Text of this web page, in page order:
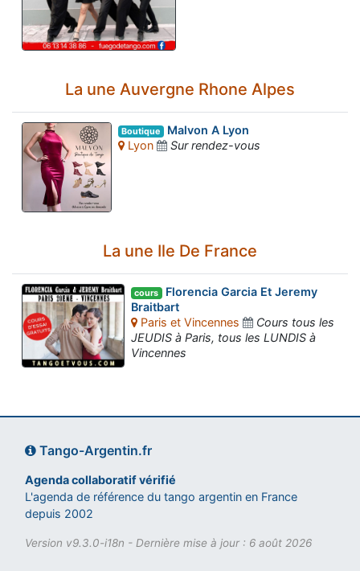
La une Auvergne Rhone Alpes
Boutique Malvon A Lyon
Lyon
Sur rendez-vous
La une Ile De France
cours Florencia Garcia Et Jeremy
Braitbart
Paris et Vincennes
Cours tous les
JEUDIS à Paris, tous les LUNDIS à
Vincennes
Tango-Argentin.fr
Agenda collaboratif vérifié
L'agenda de référence du tango argentin en France
depuis 2002
Version v9.3.0-i18n - Dernière mise à jour : 6 août 2026